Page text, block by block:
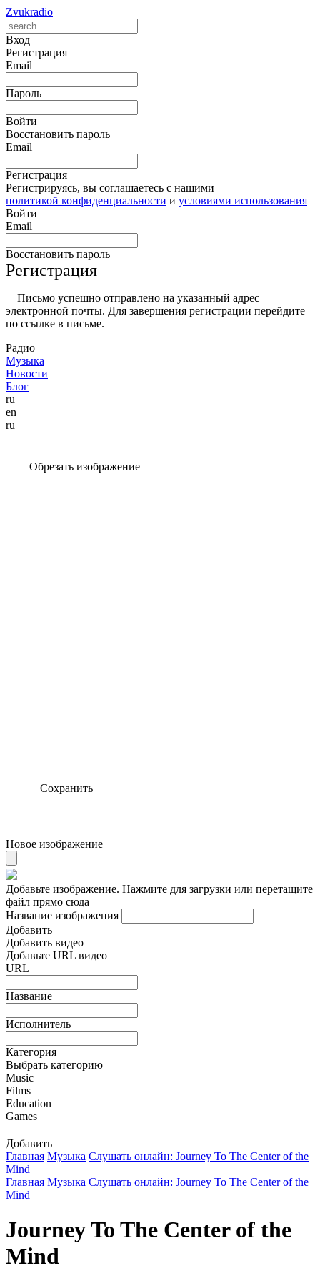
Zvukradio
Вход
Регистрация
Email
Пароль
Войти
Восстановить пароль
Email
Регистрация
Регистрируясь, вы соглашаетесь с нашими
политикой конфиденциальности и условиями использования
Войти
Email
Восстановить пароль
Регистрация
Письмо успешно отправлено на указанный адрес
электронной почты. Для завершения регистрации перейдите
по ссылке в письме.
Радио
Музыка
Новости
Блог
ru
en
ru
Обрезать изображение
Сохранить
Новое изображение
Добавьте изображение. Нажмите для загрузки или перетащите
файл прямо сюда
Название изображения
Добавить
Добавить видео
Добавьте URL видео
URL
Название
Исполнитель
Категория
Выбрать категорию
Music
Films
Education
Games
Добавить
Главная Музыка Слушать онлайн: Journey To The Center of the
Mind
Главная Музыка Слушать онлайн: Journey To The Center of the
Mind
Journey To The Center of the
Mind